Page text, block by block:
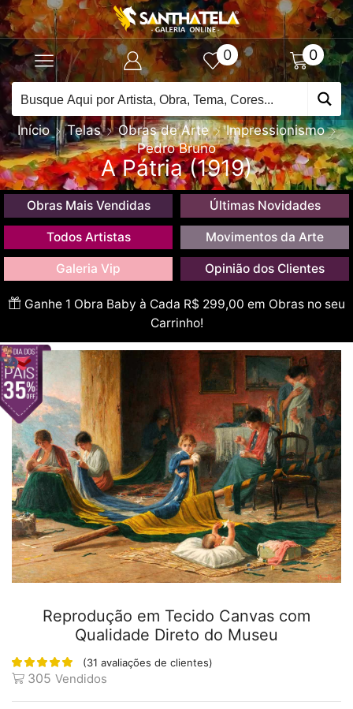
0 0
Início Telas Obras de Arte
Impressionismo
Pedro Bruno
A Pátria (1919)
Obras Mais Vendidas Últimas Novidades
Todos Artistas Movimentos da Arte
Galeria Vip Opinião dos Clientes
Ganhe 1 Obra Baby à Cada R$ 299,00 em Obras no seu
Carrinho!
Reprodução em Tecido Canvas com
Qualidade Direto do Museu
(31 avaliações de clientes)
305 Vendidos